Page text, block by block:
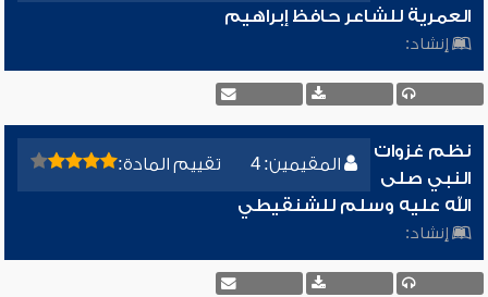
العمرية للشاعر حافظ إبراهيم
إنشاد:
المقيمين: 4 تقييم المادة:
نظم غزوات
النبي صلى
الله عليه وسلم للشنقيطي
إنشاد: